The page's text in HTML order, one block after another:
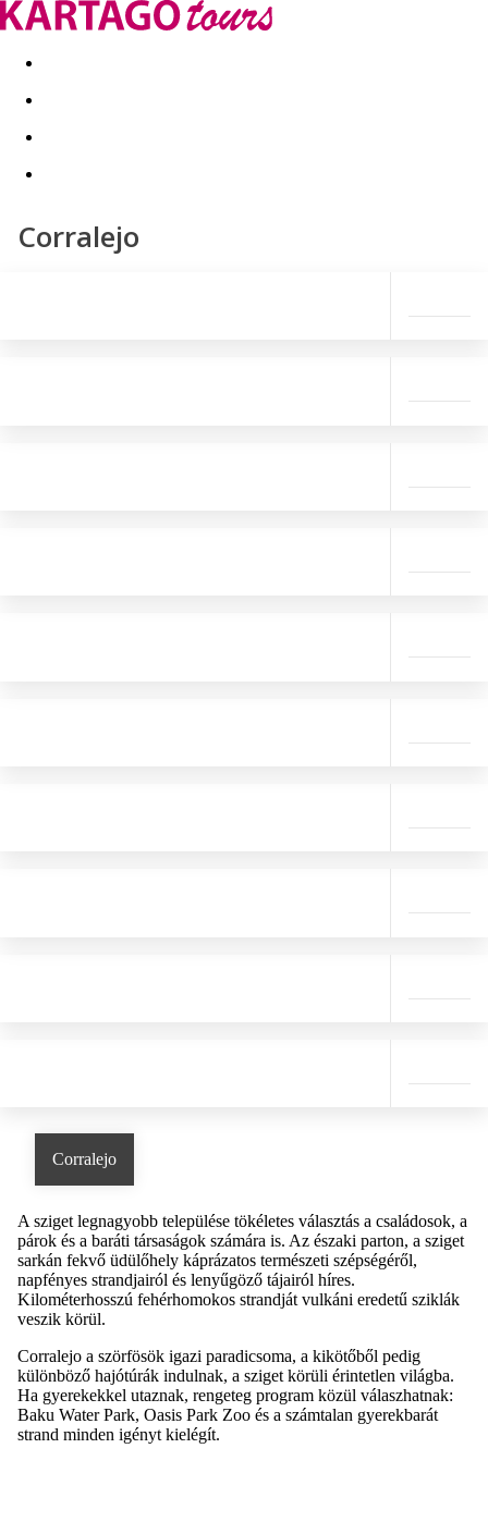
Kapcsolat Nyár 2026 Last Minute
Corralejo
Corralejo
A sziget legnagyobb települése tökéletes választás a családosok, a
párok és a baráti társaságok számára is. Az északi parton, a sziget
sarkán fekvő üdülőhely káprázatos természeti szépségéről,
napfényes strandjairól és lenyűgöző tájairól híres.
Kilométerhosszú fehérhomokos strandját vulkáni eredetű sziklák
veszik körül.
Corralejo a szörfösök igazi paradicsoma, a kikötőből pedig
különböző hajótúrák indulnak, a sziget körüli érintetlen világba.
Ha gyerekekkel utaznak, rengeteg program közül válaszhatnak:
Baku Water Park, Oasis Park Zoo és a számtalan gyerekbarát
strand minden igényt kielégít.